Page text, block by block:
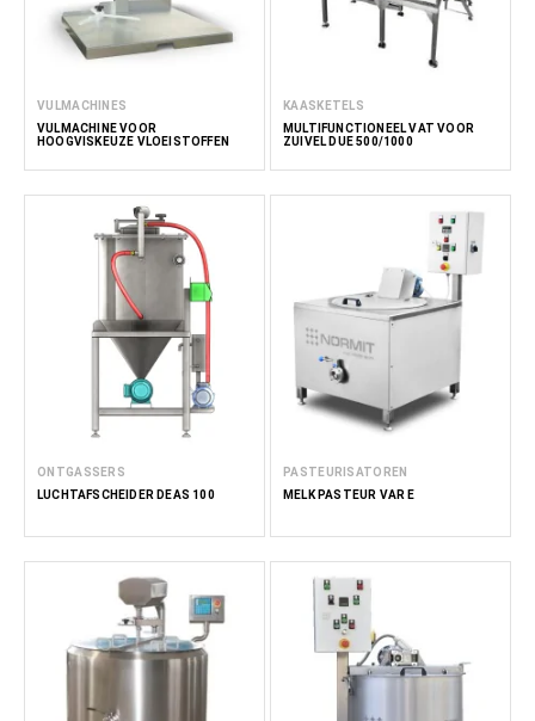
VULMACHINES
VULMACHINE VOOR
HOOGVISKEUZE VLOEISTOFFEN
KAASKETELS
MULTIFUNCTIONEEL VAT VOOR
ZUIVEL DUE 500/1000
ONTGASSERS
LUCHTAFSCHEIDER DEAS 100
PASTEURISATOREN
MELK PASTEUR VAR E